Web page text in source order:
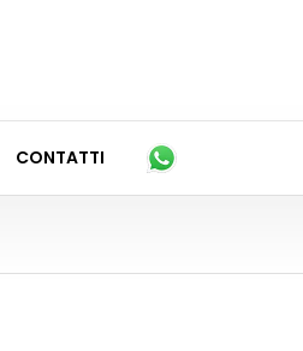
CONTATTI